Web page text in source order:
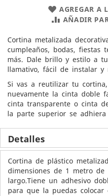
AGREGAR A
AÑADIR
Cortina metalizada
cumpleaños, bodas, fiestas
más. Dale brillo y estilo a
llamativo, fácil de instalar y
Si vas a reutilizar tu
nuevamente la cinta doble
cinta transparente o cinta
la parte superior se
Detalles
Cortina de plástico
dimensiones de 1 metro
largo.Tiene un adhesivo
para que la puedas